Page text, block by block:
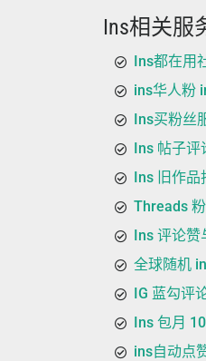
Ins相关服
Ins都在用
ins华人粉
Ins买粉丝
Ins 帖子
Ins 旧作品
Threads
Ins 评论赞
全球随机
IG 蓝勾评
Ins 包月
ins自动点